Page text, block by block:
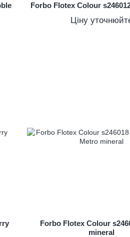
Forbo Flotex Colour
Ціну
Forbo Flotex Colour
mineral